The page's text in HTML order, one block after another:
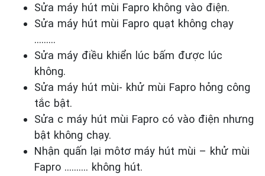
Sửa máy hút mùi Fapro không vào điện.
Sửa máy hút mùi Fapro quạt không chạy
………
Sửa máy điều khiển lúc bấm được lúc
không.
Sửa máy hút mùi- khử mùi Fapro hỏng công
tắc bật.
Sửa c máy hút mùi Fapro có vào điện nhưng
bật không chạy.
Nhận quấn lại môtơ máy hút mùi – khử mùi
Fapro ………. không hút.